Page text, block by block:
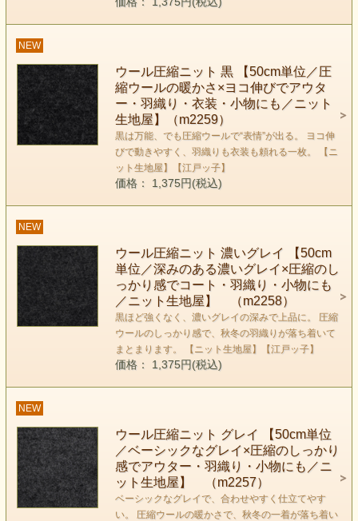
NEW
ウール圧縮ニット 黒 【50cm単位／圧
縮ウールの暖かさ×ヨコ伸びでアウタ
ー・羽織り・衣装・小物にも／ニット
生地屋】（m2259）
黒は万能、でも圧縮ウールで“表情”が出る。 ヨコ伸
びで動きやすく、羽織りも衣装も頼れる一枚。 【ニ
ット生地屋】【江戸ッ子】
価格： 1,375円(税込)
NEW
ウール圧縮ニット 濃いグレイ 【50cm
単位／深みのある濃いグレイ×圧縮のし
っかり感でコート・羽織り・小物にも
／ニット生地屋】 （m2258）
黒ほど強くなく、濃いグレイの深みで上品に。 圧縮
ウールのしっかり感で、秋冬の羽織りが落ち着いて
まとまります。 【ニット生地屋】【江戸ッ子】
価格： 1,375円(税込)
NEW
ウール圧縮ニット グレイ 【50cm単位
／ベーシックなグレイ×圧縮のしっかり
感でアウター・羽織り・小物にも／ニ
ット生地屋】 （m2257）
ベーシックなグレイで、合わせやすく仕立てやす
い。 圧縮ウールの暖かさで、秋冬の一着が落ち着い